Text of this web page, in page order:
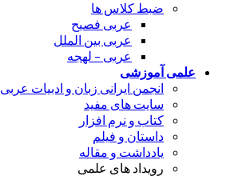
ضبط کلاس ها
عربی فصیح
عربی بین الملل
عربی – لهجه
علمی آموزشی
انجمن ایرانی زبان و ادبیات عربی
سایت های مفید
کتاب و نرم افزار
داستان و فیلم
یادداشت و مقاله
رویداد های علمی